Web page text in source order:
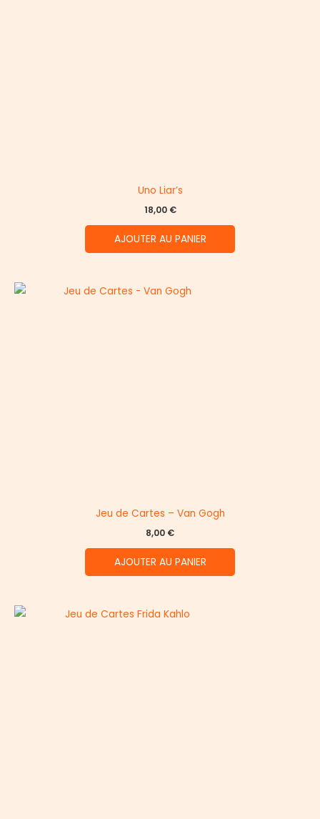
Uno Liar’s
18,00 €
AJOUTER AU PANIER
Jeu de Cartes – Van Gogh
8,00 €
AJOUTER AU PANIER